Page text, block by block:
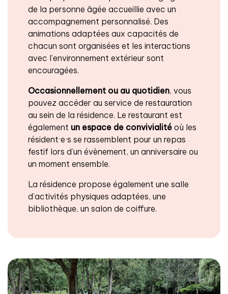
de la personne âgée accueillie avec un
accompagnement personnalisé. Des
animations adaptées aux capacités de
chacun sont organisées et les interactions
avec l’environnement extérieur sont
encouragées.
Occasionnellement ou au quotidien, vous
pouvez accéder au service de restauration
au sein de la résidence. Le restaurant est
également un espace de convivialité où les
résident·e·s se rassemblent pour un repas
festif lors d’un évènement, un anniversaire ou
un moment ensemble.
La résidence propose également une salle
d’activités physiques adaptées, une
bibliothèque, un salon de coiffure.